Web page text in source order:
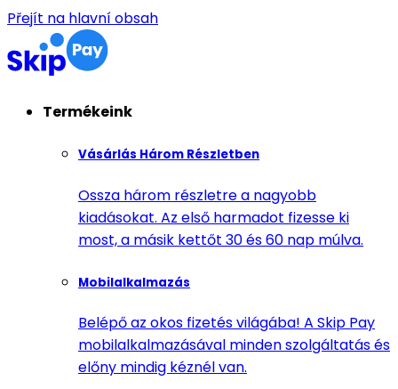
Přejít na hlavní obsah
Termékeink
Vásárlás Három Részletben
Ossza három részletre a nagyobb
kiadásokat. Az első harmadot fizesse ki
most, a másik kettőt 30 és 60 nap múlva.
Mobilalkalmazás
Belépő az okos fizetés világába! A Skip Pay
mobilalkalmazásával minden szolgáltatás és
előny mindig kéznél van.